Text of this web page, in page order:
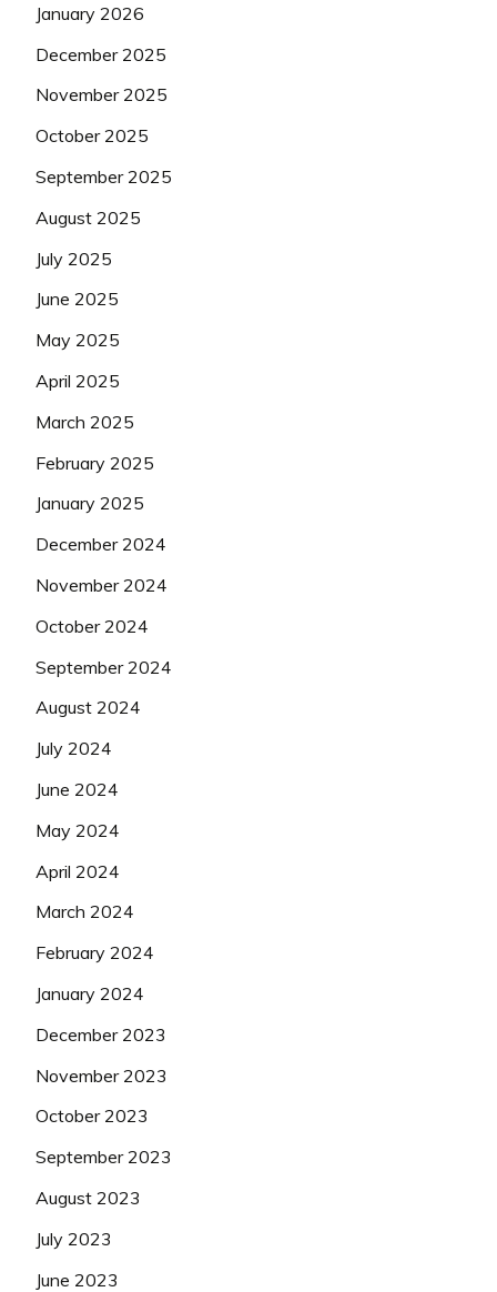
January 2026
December 2025
November 2025
October 2025
September 2025
August 2025
July 2025
June 2025
May 2025
April 2025
March 2025
February 2025
January 2025
December 2024
November 2024
October 2024
September 2024
August 2024
July 2024
June 2024
May 2024
April 2024
March 2024
February 2024
January 2024
December 2023
November 2023
October 2023
September 2023
August 2023
July 2023
June 2023